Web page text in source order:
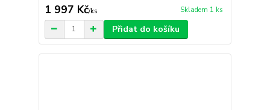
1 997 Kč/ks Skladem 1 ks
Přidat do košíku